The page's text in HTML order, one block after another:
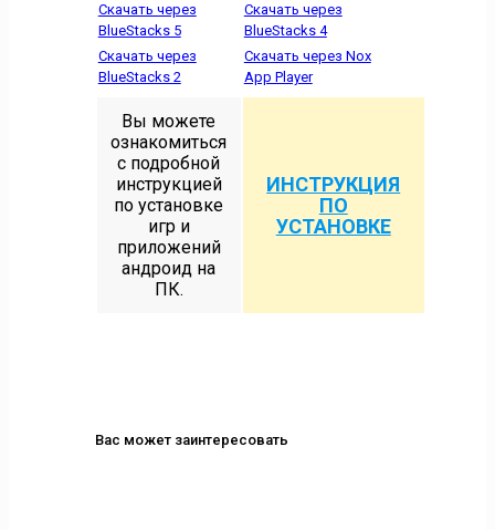
Скачать через
BlueStacks 5
Скачать через
BlueStacks 4
Скачать через
BlueStacks 2
Скачать через Nox
App Player
Вы можете
ознакомиться
с подробной
инструкцией
по установке
игр и
приложений
андроид на
ПК.
ИНСТРУКЦИЯ
ПО
УСТАНОВКЕ
Вас может заинтересовать